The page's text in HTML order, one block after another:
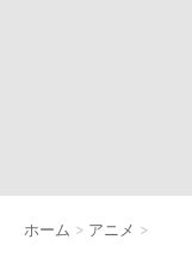
ホーム > アニメ >